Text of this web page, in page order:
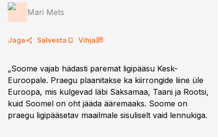
Mari Mets
Jaga Salvesta Vihja
„Soome vajab hädasti paremat ligipääsu Kesk-
Euroopale. Praegu plaanitakse ka kiirrongide liine üle
Euroopa, mis kulgevad läbi Saksamaa, Taani ja Rootsi,
kuid Soomel on oht jääda ääremaaks. Soome on
praegu ligipääsetav maailmale sisuliselt vaid lennukiga.